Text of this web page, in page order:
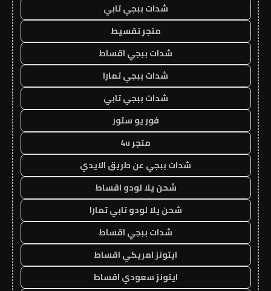
شدات ببجي تابي
متجر تقسيط
شدات ببجي اقساط
شدات ببجي تمارا
شدات ببجي تابي
فور يو ستور
متجر 4u
شدات ببجي عن طريق الايدي
شحن يلا لودو اقساط
شحن يلا لودو تابي تمارا
شدات ببجي اقساط
ايتونز امريكي اقساط
ايتونز سعودي اقساط